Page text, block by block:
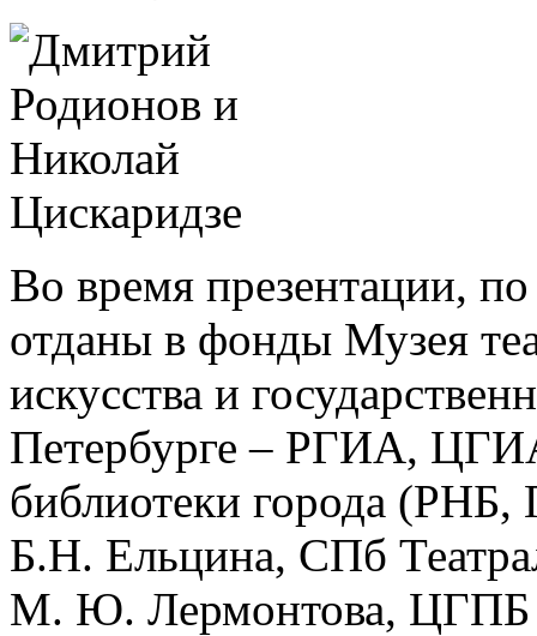
Во время презентации,
отданы в фонды Музея
искусства и
Петербурге – РГИА,
библиотеки города (РНБ,
Б.Н. Ельцина, СПб
М. Ю. Лермонтова,